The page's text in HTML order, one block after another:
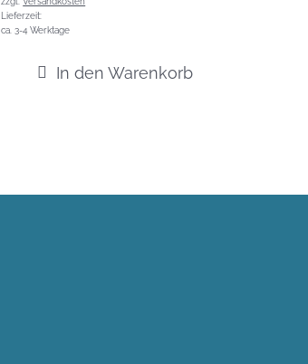
Lieferzeit:
ca. 3-4 Werktage
In den Warenkorb